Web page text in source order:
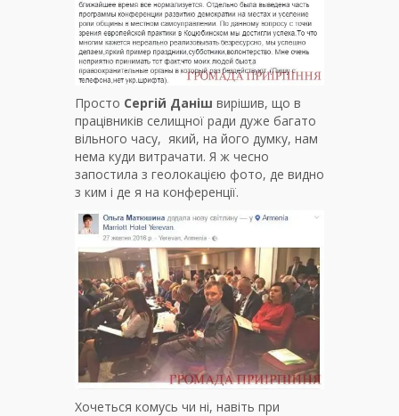
Просто Сергій Даніш вирішив, що в
працівників селищної ради дуже багато
вільного часу, який, на його думку, нам
нема куди витрачати. Я ж чесно
запостила з геолокацією фото, де видно
з ким і де я на конференції.
Хочеться комусь чи ні, навіть при